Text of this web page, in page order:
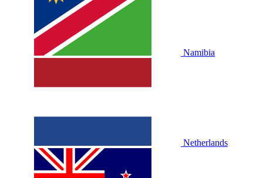
Namibia
Netherlands